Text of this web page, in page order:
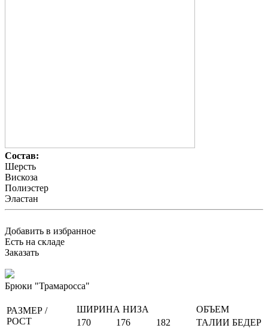
Состав:
Шерсть
Вискоза
Полиэстер
Эластан
Добавить в избранное
Есть на складе
Заказать
Брюки "Трамаросса"
РАЗМЕР /
РОСТ
ШИРИНА НИЗА
ОБЪЕМ
170
176 182 ТАЛИИ БЕДЕР